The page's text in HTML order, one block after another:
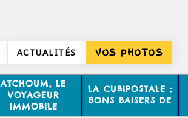
ACTUALITÉS VOS PHOTOS
ATCHOUM, LE
VOYAGEUR
IMMOBILE
LA CUBIPOSTALE :
BONS BAISERS DE